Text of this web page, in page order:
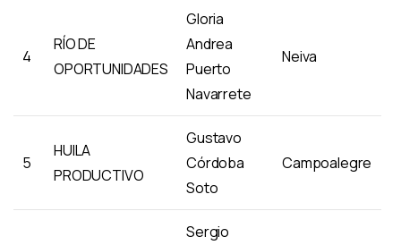
4
RÍO DE
OPORTUNIDADES
Gloria
Andrea
Puerto
Navarrete
Neiva
5
HUILA
PRODUCTIVO
Gustavo
Córdoba
Soto
Campoalegre
Sergio